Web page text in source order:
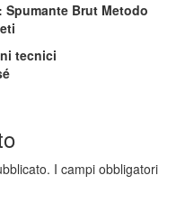
Spumante Brut Metodo
tecnici
I campi obbligatori